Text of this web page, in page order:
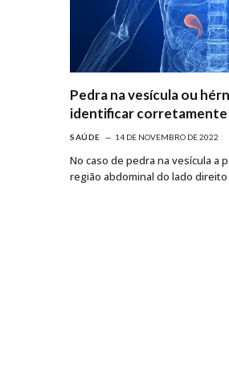
Pedra na vesícula ou
identificar corretamente
SAÚDE 14 DE NOVEMBRO DE 2022
No caso de pedra na vesícula a
região abdominal do lado